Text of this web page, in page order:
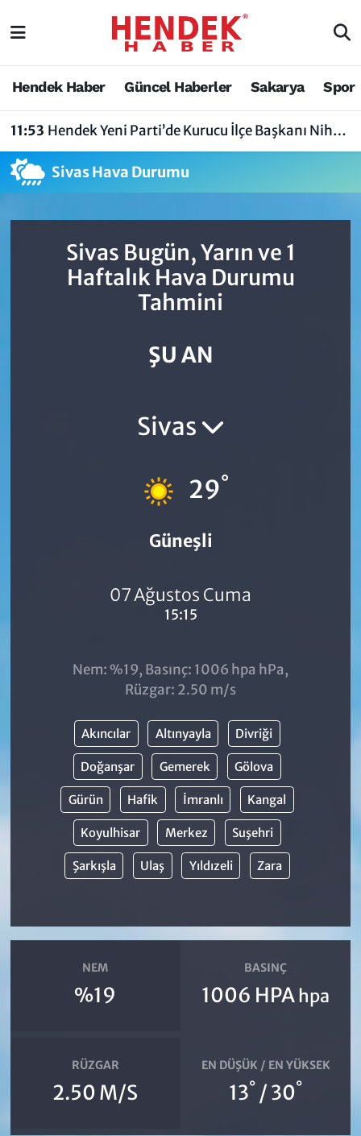
Hendek Haber Güncel Haberler Sakarya Spor
11:53 Hendek Yeni Parti’de Kurucu İlçe Başkanı Nihat Bayraktar Oldu
Sivas Hava Durumu
Sivas Bugün, Yarın ve 1
Haftalık Hava Durumu
Tahmini
ŞU AN
Sivas
29°
Güneşli
07 Ağustos Cuma
15:15
Nem: %19, Basınç: 1006 hpa hPa,
Rüzgar: 2.50 m/s
Akıncılar Altınyayla Divriği
Doğanşar Gemerek Gölova
Gürün Hafik İmranlı Kangal
Koyulhisar Merkez Suşehri
Şarkışla Ulaş Yıldızeli Zara
NEM
%19
BASINÇ
1006 HPA hpa
RÜZGAR
2.50 M/S
EN DÜŞÜK / EN YÜKSEK
13° / 30°
Hendek Haber
Nöbetçi Eczaneler
Vefat Edenler
Hendek Haber
Hakkında
Hendek Haber Reklam Servisi
Sakarya Nöbetçi Eczaneler
Sakarya Trafik Yoğunluk Haritası
Tüm Manşetler
Son Dakika Haberleri